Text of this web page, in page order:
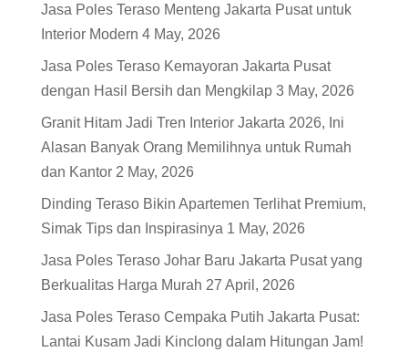
Jasa Poles Teraso Menteng Jakarta Pusat untuk
Interior Modern 4 May, 2026
Jasa Poles Teraso Kemayoran Jakarta Pusat
dengan Hasil Bersih dan Mengkilap 3 May, 2026
Granit Hitam Jadi Tren Interior Jakarta 2026, Ini
Alasan Banyak Orang Memilihnya untuk Rumah
dan Kantor 2 May, 2026
Dinding Teraso Bikin Apartemen Terlihat Premium,
Simak Tips dan Inspirasinya 1 May, 2026
Jasa Poles Teraso Johar Baru Jakarta Pusat yang
Berkualitas Harga Murah 27 April, 2026
Jasa Poles Teraso Cempaka Putih Jakarta Pusat:
Lantai Kusam Jadi Kinclong dalam Hitungan Jam!